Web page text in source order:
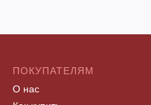
ПОКУПАТЕЛЯМ
О нас